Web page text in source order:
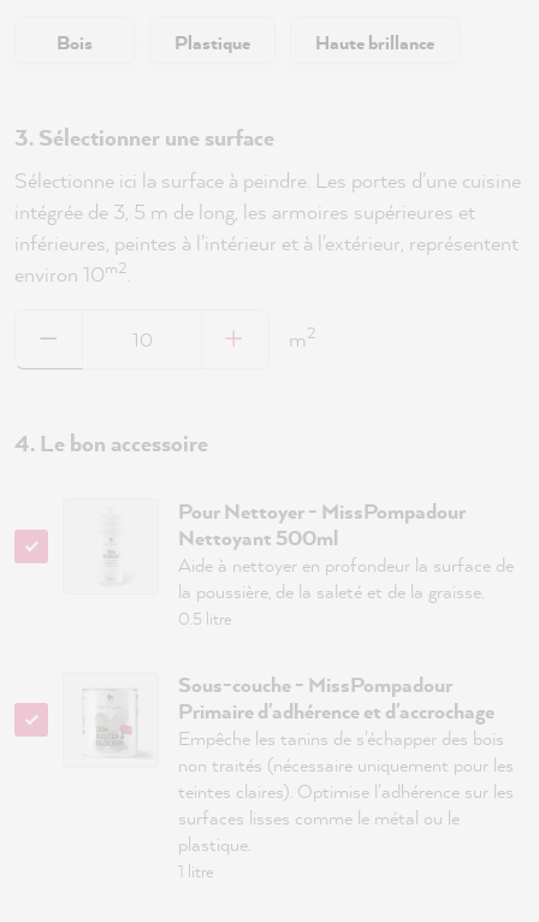
Bois Plastique Haute brillance
3. Sélectionner une surface
Sélectionne ici la surface à peindre. Les portes d'une cuisine
intégrée de 3, 5 m de long, les armoires supérieures et
inférieures, peintes à l'intérieur et à l'extérieur, représentent
environ 10m2.
m2
4. Le bon accessoire
Pour Nettoyer - MissPompadour
Nettoyant 500ml
Aide à nettoyer en profondeur la surface de
la poussière, de la saleté et de la graisse.
0.5 litre
Sous-couche - MissPompadour
Primaire d'adhérence et d'accrochage
Empêche les tanins de s'échapper des bois
non traités (nécessaire uniquement pour les
teintes claires). Optimise l'adhérence sur les
surfaces lisses comme le métal ou le
plastique.
1 litre